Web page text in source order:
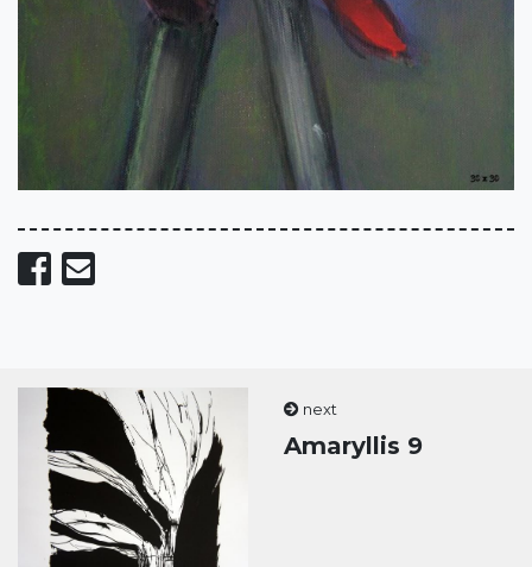
Share on Facebook
next
Amaryllis 9